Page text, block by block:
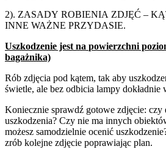
2). ZASADY ROBIENIA ZDJĘĆ –
INNE WAŻNE PRZYDASIE.
Uszkodzenie jest na powierzchni
bagażnika)
Rób zdjęcia pod kątem, tak aby
świetle, ale bez odbicia lampy dokładnie
Koniecznie sprawdź gotowe zdjęcie: czy
uszkodzenia? Czy nie ma innych
możesz samodzielnie ocenić
zrób kolejne zdjęcie poprawiając plan.